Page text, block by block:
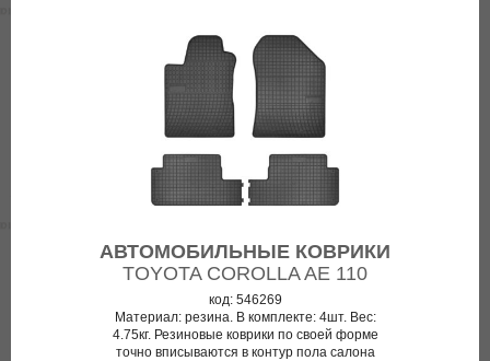
АВТОМОБИЛЬНЫЕ КОВРИКИ
TOYOTA COROLLA AE 110
код: 546269
Материал: резина. В комплекте: 4шт. Вес:
4.75кг. Резиновые коврики по своей форме
точно вписываются в контур пола салона